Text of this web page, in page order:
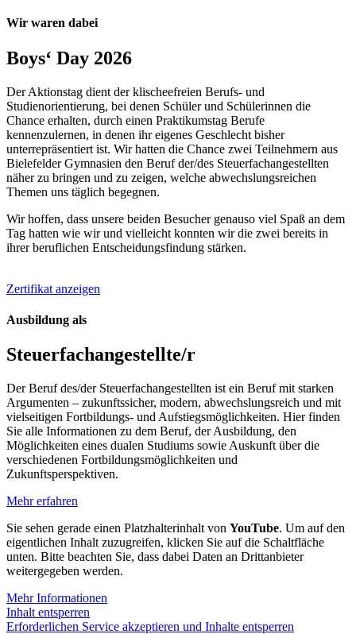
Wir waren dabei
Boys‘ Day 2026
Der Aktionstag dient der klischeefreien Berufs- und
Studienorientierung, bei denen Schüler und Schülerinnen die
Chance erhalten, durch einen Praktikumstag Berufe
kennenzulernen, in denen ihr eigenes Geschlecht bisher
unterrepräsentiert ist. Wir hatten die Chance zwei Teilnehmern aus
Bielefelder Gymnasien den Beruf der/des Steuerfachangestellten
näher zu bringen und zu zeigen, welche abwechslungsreichen
Themen uns täglich begegnen.
Wir hoffen, dass unsere beiden Besucher genauso viel Spaß an dem
Tag hatten wie wir und vielleicht konnten wir die zwei bereits in
ihrer beruflichen Entscheidungsfindung stärken.
Zertifikat anzeigen
Ausbildung als
Steuerfach­angestell­te/r
Der Beruf des/der Steuerfachangestellten ist ein Beruf mit starken
Argumenten – zukunftssicher, modern, abwechslungsreich und mit
vielseitigen Fortbildungs- und Aufstiegsmöglichkeiten. Hier finden
Sie alle Informationen zu dem Beruf, der Ausbildung, den
Möglichkeiten eines dualen Studiums sowie Auskunft über die
verschiedenen Fortbildungsmöglichkeiten und
Zukunftsperspektiven.
Mehr erfahren
Sie sehen gerade einen Platzhalterinhalt von YouTube. Um auf den
eigentlichen Inhalt zuzugreifen, klicken Sie auf die Schaltfläche
unten. Bitte beachten Sie, dass dabei Daten an Drittanbieter
weitergegeben werden.
Mehr Informationen
Inhalt entsperren
Erforderlichen Service akzeptieren und Inhalte entsperren